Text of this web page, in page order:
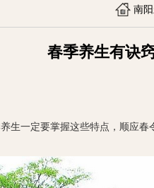
南
春季养生有诀
一定要掌握这些特点，顺应春